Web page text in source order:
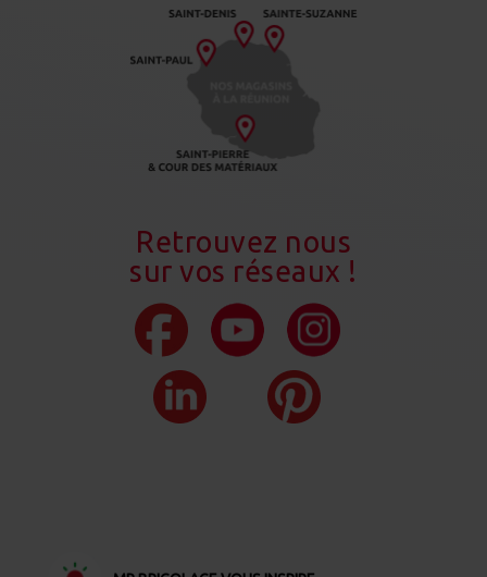
Retrouvez nous
sur vos réseaux !